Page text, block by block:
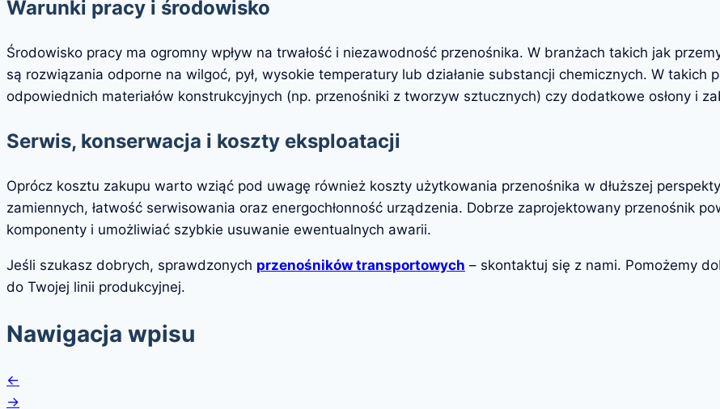
Warunki pracy i środowisko
Środowisko pracy ma ogromny wpływ na trwałość i niezawodność przenośnika. W branżach takich jak
są rozwiązania odporne na wilgoć, pył, wysokie temperatury lub działanie substancji chemicznych. W
odpowiednich materiałów konstrukcyjnych (np. przenośniki z tworzyw sztucznych) czy dodatkowe osłony i
Serwis, konserwacja i koszty eksploatacji
Oprócz kosztu zakupu warto wziąć pod uwagę również koszty użytkowania przenośnika w dłuższej
zamiennych, łatwość serwisowania oraz energochłonność urządzenia. Dobrze zaprojektowany przenośnik
komponenty i umożliwiać szybkie usuwanie ewentualnych awarii.
Jeśli szukasz dobrych, sprawdzonych przenośników transportowych – skontaktuj się z nami. Pomożemy
do Twojej linii produkcyjnej.
Nawigacja wpisu
←
→